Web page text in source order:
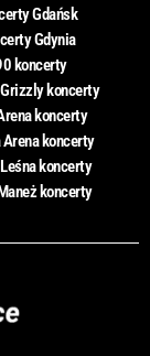
Gdańsk
Gdynia
koncerty
koncerty
koncerty
Arena koncerty
koncerty
koncerty